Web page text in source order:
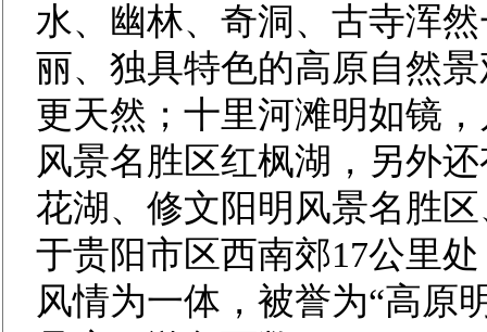
水、幽林、奇洞、古寺浑
丽、独具特色的高原自然
更天然；十里河滩明如镜
风景名胜区红枫湖，另外
花湖、修文阳明风景名胜
于贵阳市区西南郊17公里
风情为一体，被誉为“高原